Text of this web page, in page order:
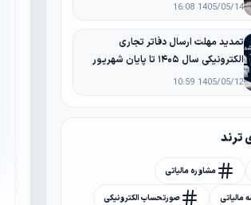
1405/05/14 16:08
تمدید مهلت ارسال دفاتر تجاری
الکترونیکی سال ۱۴۰۵ تا پایان شهریور
1405/05/12 10:59
ترند
مشاوره مالیاتی
مالیاتی صورتحساب الکترونیکی